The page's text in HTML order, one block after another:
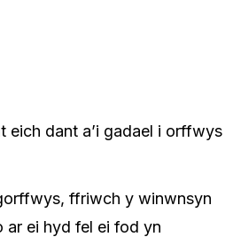
eich dant a’i gadael i orffwys
ffriwch y winwnsyn
ar ei hyd fel ei fod yn